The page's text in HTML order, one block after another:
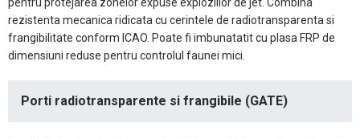
rezistenta mecanica ridicata cu cerintele de radiotransparenta si
frangibilitate conform ICAO. Poate fi imbunatatit cu plasa FRP de
dimensiuni reduse pentru controlul faunei mici.
Porti radiotransparente si frangibile (GATE)